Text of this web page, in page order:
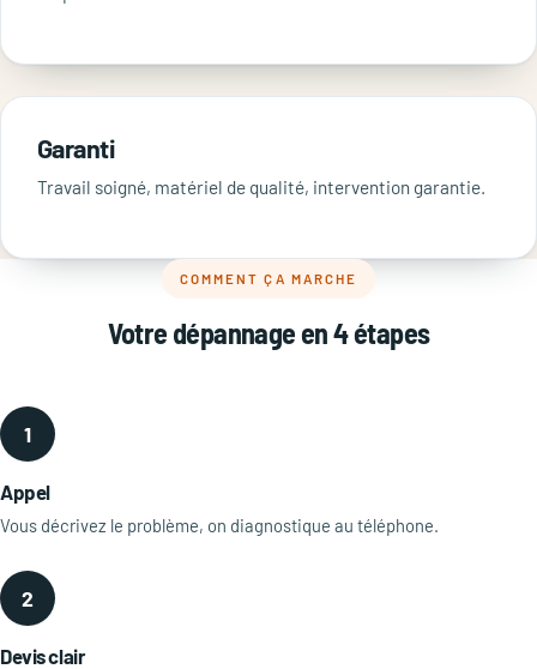
Garanti
Travail soigné, matériel de qualité, intervention garantie.
COMMENT ÇA MARCHE
Votre dépannage en 4 étapes
1
Appel
Vous décrivez le problème, on diagnostique au téléphone.
2
Devis clair